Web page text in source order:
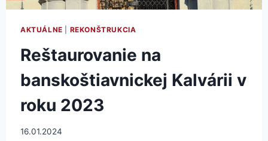
AKTUÁLNE REKONŠTRUKCIA
Reštaurovanie na
banskoštiavnickej Kalvárii v
roku 2023
16.01.2024